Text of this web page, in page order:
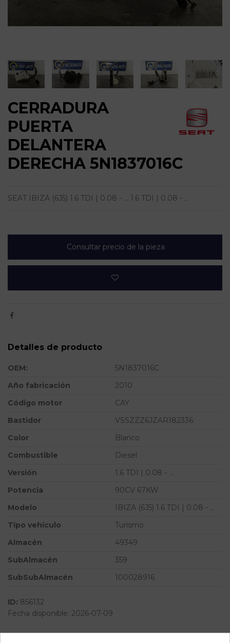
CERRADURA
PUERTA
DELANTERA
DERECHA 5N1837016C
SEAT IBIZA (6J5) 1.6 TDI | 0.08 - ... 1.6 TDI | 0.08 - ...
Consultar precio de la pieza
Detalles de producto
OEM:
5N1837016C
Año fabricación
2010
Código motor
CAY
Bastidor
VSSZZZ6JZAR182336
Color
Blanco
Combustible
Diesel
Versión
1.6 TDI | 0.08 - ...
Potencia
90CV 67KW
Modelo
IBIZA (6J5) 1.6 TDI | 0.08 - ...
Tipo vehículo
Turismo
Almacén
49349
SubAlmacén
359
SubSubAlmacén
100028916
ID: 856132
Fecha disponible: 2026-07-09